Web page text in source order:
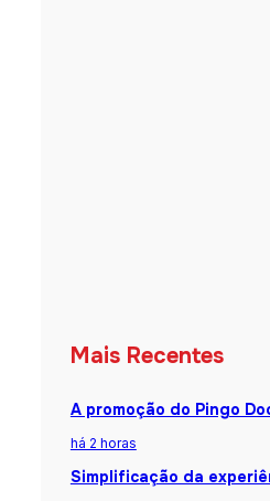
Mais Recentes
A promoção do Pingo
há 2 horas
Simplificação da